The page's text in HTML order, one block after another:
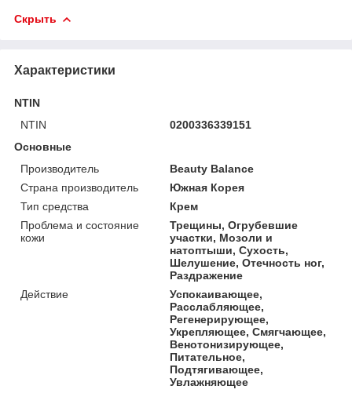
Скрыть
Характеристики
NTIN
NTIN
0200336339151
Основные
Производитель
Beauty Balance
Страна производитель
Южная Корея
Тип средства
Крем
Проблема и состояние
кожи
Трещины, Огрубевшие
участки, Мозоли и
натоптыши, Сухость,
Шелушение, Отечность ног,
Раздражение
Действие
Успокаивающее,
Расслабляющее,
Регенерирующее,
Укрепляющее, Смягчающее,
Венотонизирующее,
Питательное,
Подтягивающее,
Увлажняющее